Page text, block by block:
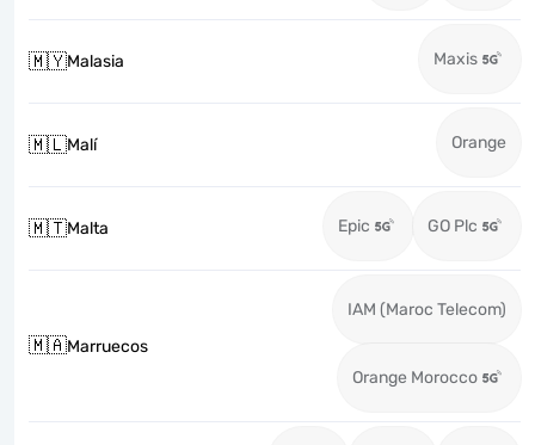
🇲🇾Malasia Maxis
🇲🇱Malí Orange
🇲🇹Malta Epic GO Plc
🇲🇦Marruecos
IAM (Maroc Telecom)
Orange Morocco